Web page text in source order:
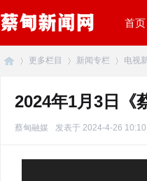
首页
更多栏目 新闻专栏 电视
2024年1月3日《
蔡甸融媒 发表于 2024-4-26